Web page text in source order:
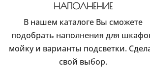
НАПОЛНЕНИЕ
В нашем каталоге Вы сможете
подобрать наполнения для
мойку и варианты подсветки.
свой выбор.